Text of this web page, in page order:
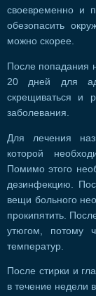
своевременно и
обезопасить
можно скорее.
После попадания
20 дней для
скрещиваться и
заболевания.
Для лечения
которой
Помимо этого
дезинфекцию.
вещи больного
прокипятить.
утюгом, потому
температур.
После стирки и
в течение недели